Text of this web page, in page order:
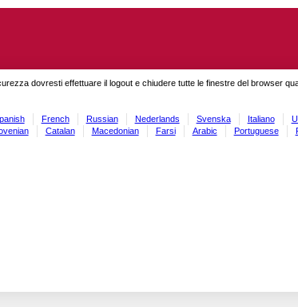
dovresti effettuare il logout e chiudere tutte le finestre del browser
French Russian Nederlands Svenska Italiano
Catalan Macedonian Farsi Arabic Portuguese